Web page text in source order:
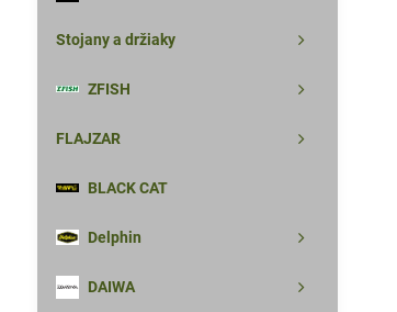
Stojany a držiaky
ZFISH
FLAJZAR
BLACK CAT
Delphin
DAIWA